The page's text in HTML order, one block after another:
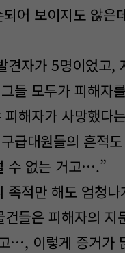
어 보이지도 않은
견자가 5명이었고,
들 모두가 피해자
피해자가 사망했다
급대원들의 흔적
수 없는 거고….”
족적만 해도 엄청
들은 피해자의 지
…, 이렇게 증거가